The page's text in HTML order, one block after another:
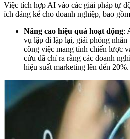
Việc tích hợp AI vào các giải pháp tự
ích đáng kể cho doanh nghiệp, bao
Nâng cao hiệu quả hoạt động:
vụ lặp đi lặp lại, giải phóng
công việc mang tính chiến lược
cứu đã chỉ ra rằng các doanh
hiệu suất marketing lên đến 20%.